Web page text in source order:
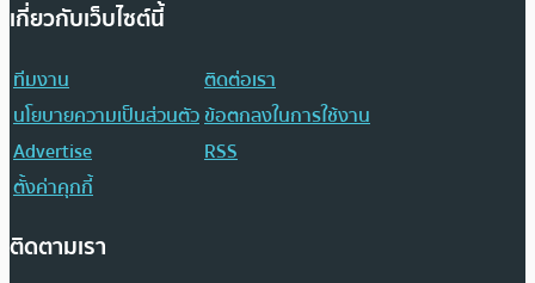
เกี่ยวกับเว็บไซต์นี้
ทีมงาน
ติดต่อเรา
นโยบายความเป็นส่วนตัวข้อตกลงในการใช้งาน
Advertise
RSS
ตั้งค่าคุกกี้
ติดตามเรา